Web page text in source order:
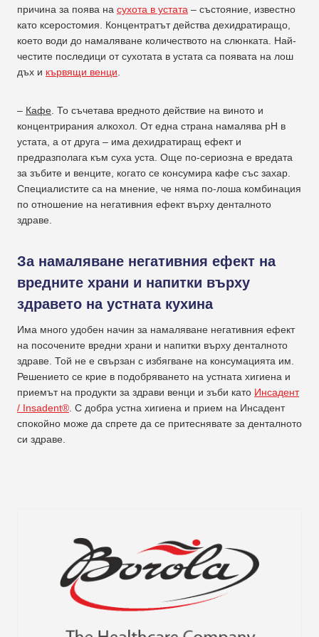
причина за поява на сухота в устата – състояние, известно
като ксеростомия. Концентратът действа дехидратиращо,
което води до намаляване количеството на слюнката. Най-
честите последици от сухотата в устата са появата на лош
дъх и кървящи венци
– Кафе . То съчетава вредното действие на виното и
концентрирания алкохол. От една страна намалява pH в
устата, а от друга – има дехидратиращ ефект и
предразполага към суха уста. Още по-сериозна е вредата
за зъбите и венците, когато се консумира кафе със захар.
Специалистите са на мнение, че няма по-лоша комбинация
по отношение на негативния ефект върху денталното
здраве.
За намаляване негативния ефект на
вредните храни и напитки върху
здравето на устната кухина
Има много удобен начин за намаляване негативния ефект
на посочените вредни храни и напитки върху денталното
здраве. Той не е свързан с избягване на консумацията им.
Решението се крие в подобряването на устната хигиена и
приемът на продукти за здрави венци и зъби като Инсадент
/ Insadent® . С добра устна хигиена и прием на Инсадент
спокойно може да спрете да се притеснявате за денталното
си здраве.